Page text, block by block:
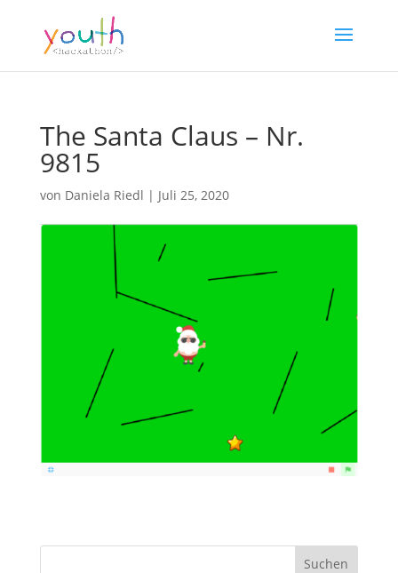
The Santa Claus – Nr.
9815
von Daniela Riedl | Juli 25, 2020